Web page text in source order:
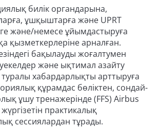
билік органдарына,
ұшқыштарға және UPRT
және/немесе ұйымдастыруға
қызметкерлеріне арналған.
бақылауды жоғалтумен
және ықтимал азайту
хабардарлықты арттыруға
құрамдас бөліктен, сондай-
ұшу тренажерінде (FFS) Airbus
практикалық
сессиялардан тұрады.